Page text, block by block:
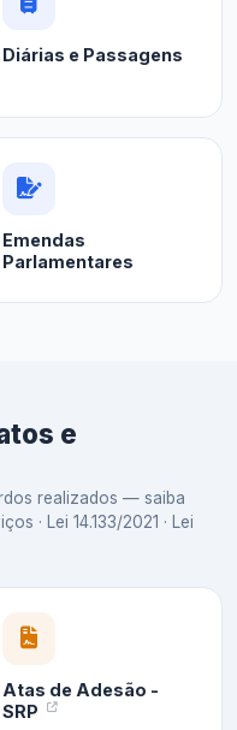
Diárias e Passagens
Emendas
Parlamentares
e
realizados — saiba
· Lei 14.133/2021 · Lei
Atas de Adesão -
SRP